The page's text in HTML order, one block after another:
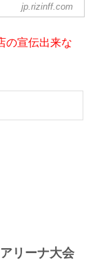
3R※肘あり
プニングヒッ
ハイと放ってヒ
ミングで放たれ
攻撃を散らす朝
す。
jp.rizinff.com
の宣伝出来な
リーナ大会